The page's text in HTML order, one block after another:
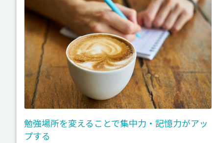
勉強場所を変えることで集中力・記憶力がアッ
プする